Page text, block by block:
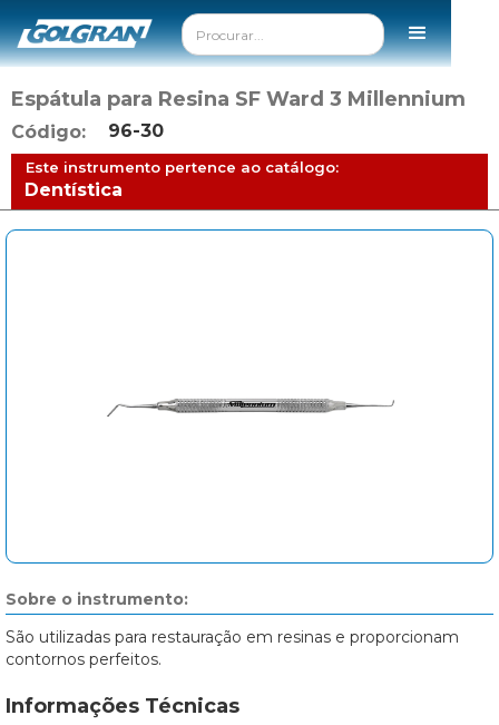
Espátula para Resina SF Ward 3 Millennium
Código: 96-30
Este instrumento pertence ao catálogo:
Dentística
Sobre o instrumento:
São utilizadas para restauração em resinas e proporcionam
contornos perfeitos.
Informações Técnicas